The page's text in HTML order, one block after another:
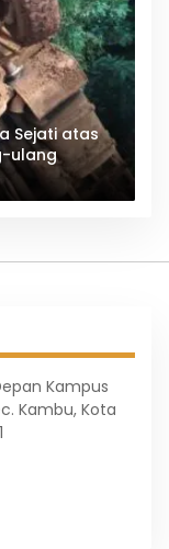
Sejati atas
ulang
Kampus
Kambu, Kota